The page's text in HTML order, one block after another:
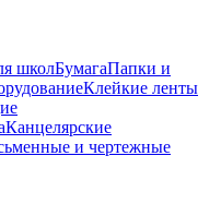
школБумагаПапки и
Клейкие ленты
Канцелярские
и чертежные